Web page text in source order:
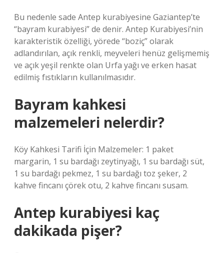
Bu nedenle sade Antep kurabiyesine Gaziantep’te
“bayram kurabiyesi” de denir. Antep Kurabiyesi’nin
karakteristik özelliği, yörede “boziç” olarak
adlandırılan, açık renkli, meyveleri henüz gelişmemiş
ve açık yeşil renkte olan Urfa yağı ve erken hasat
edilmiş fıstıkların kullanılmasıdır.
Bayram kahkesi
malzemeleri nelerdir?
Köy Kahkesi Tarifi İçin Malzemeler: 1 paket
margarin, 1 su bardağı zeytinyağı, 1 su bardağı süt,
1 su bardağı pekmez, 1 su bardağı toz şeker, 2
kahve fincanı çörek otu, 2 kahve fincanı susam.
Antep kurabiyesi kaç
dakikada pişer?